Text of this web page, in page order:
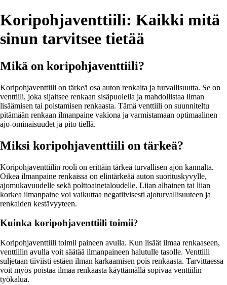
Koripohjaventtiili: Kaikki mitä
sinun tarvitsee tietää
Mikä on koripohjaventtiili?
Koripohjaventtiili on tärkeä osa auton renkaita ja turvallisuutta. Se on
venttiili, joka sijaitsee renkaan sisäpuolella ja mahdollistaa ilman
lisäämisen tai poistamisen renkaasta. Tämä venttiili on suunniteltu
pitämään renkaan ilmanpaine vakiona ja varmistamaan optimaalinen
ajo-ominaisuudet ja pito tiellä.
Miksi koripohjaventtiili on tärkeä?
Koripohjaventtiilin rooli on erittäin tärkeä turvallisen ajon kannalta.
Oikea ilmanpaine renkaissa on elintärkeää auton suorituskyvylle,
ajomukavuudelle sekä polttoainetaloudelle. Liian alhainen tai liian
korkea ilmanpaine voi vaikuttaa negatiivisesti ajoturvallisuuteen ja
renkaiden kestävyyteen.
Kuinka koripohjaventtiili toimii?
Koripohjaventtiili toimii paineen avulla. Kun lisäät ilmaa renkaaseen,
venttiilin avulla voit säätää ilmanpaineen halutulle tasolle. Venttiili
suljetaan tiiviisti estäen ilman karkaamisen pois renkaasta. Tarvittaessa
voit myös poistaa ilmaa renkaasta käyttämällä sopivaa venttiilin
työkalua.